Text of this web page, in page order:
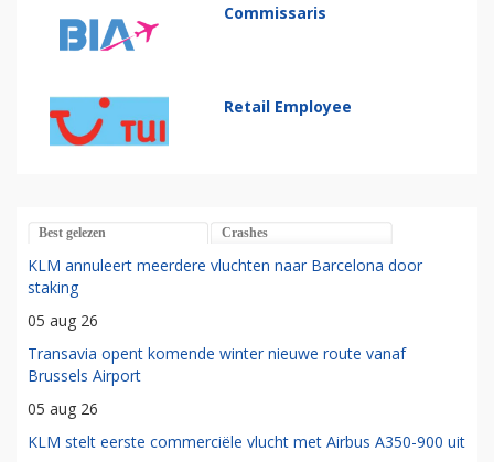
Commissaris
Retail Employee
Best gelezen Crashes
KLM annuleert meerdere vluchten naar Barcelona door
staking
05 aug 26
Transavia opent komende winter nieuwe route vanaf
Brussels Airport
05 aug 26
KLM stelt eerste commerciële vlucht met Airbus A350-900 uit